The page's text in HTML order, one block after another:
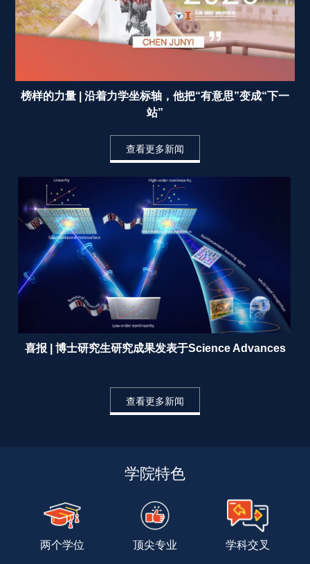
榜样的力量 | 沿着力学坐标轴，他把“有意思”变成“下一
站”
查看更多新闻
喜报 | 博士研究生研究成果发表于Science Advances
查看更多新闻
学院特色
两个学位 顶尖专业 学科交叉